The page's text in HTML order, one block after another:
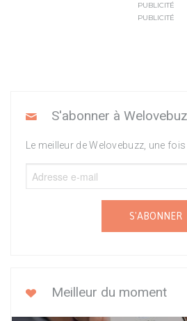
PUBLICITÉ
PUBLICITÉ
S'abonner à
Le meilleur de Welovebuzz, une
S'ABONNER
Meilleur du moment